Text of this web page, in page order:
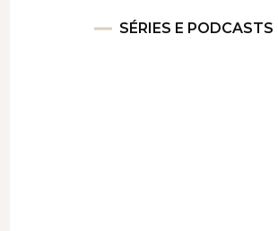
SÉRIES E PODCASTS